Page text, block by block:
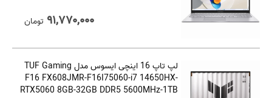
۹۱,۷۷۰,۰۰۰ تومان
لپ تاپ 16 اینچی ایسوس مدل TUF Gaming
F16 FX608JMR-F16I75060-i7 14650HX-
RTX5060 8GB-32GB DDR5 5600MHz-1TB